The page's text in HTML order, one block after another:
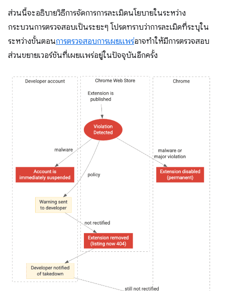
ส่วนนี้จะอธิบายวิธีการจัดการการละเมิดนโยบายในระหว่าง
กระบวนการตรวจสอบเป็นระยะๆ โปรดทราบว่าการละเมิดที่ระบุใน
ระหว่างขั้นตอนการตรวจสอบการเผยแพร่อาจทำให้มีการตรวจสอบ
ส่วนขยายเวอร์ชันที่เผยแพร่อยู่ในปัจจุบันอีกครั้ง